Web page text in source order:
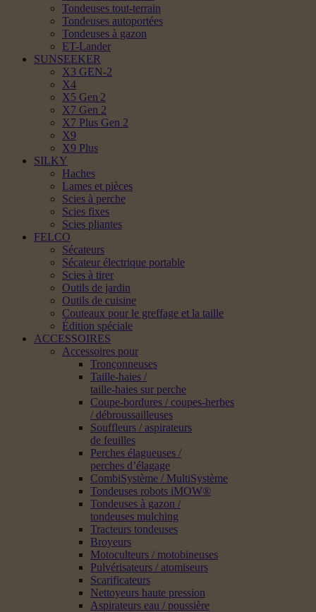
Tondeuses tout-terrain
Tondeuses autoportées
Tondeuses à gazon
ET-Lander
SUNSEEKER
X3 GEN-2
X4
X5 Gen 2
X7 Gen 2
X7 Plus Gen 2
X9
X9 Plus
SILKY
Haches
Lames et pièces
Scies à perche
Scies fixes
Scies pliantes
FELCO
Sécateurs
Sécateur électrique portable
Scies à tirer
Outils de jardin
Outils de cuisine
Couteaux pour le greffage et la taille
Édition spéciale
ACCESSOIRES
Accessoires pour
Tronçonneuses
Taille-haies /
taille-haies sur perche
Coupe-bordures / coupes-herbes
/ débroussailleuses
Souffleurs / aspirateurs
de feuilles
Perches élagueuses /
perches d’élagage
CombiSystème / MultiSystème
Tondeuses robots iMOW®
Tondeuses à gazon /
tondeuses mulching
Tracteurs tondeuses
Broyeurs
Motoculteurs / motobineuses
Pulvérisateurs / atomiseurs
Scarificateurs
Nettoyeurs haute pression
Aspirateurs eau / poussière